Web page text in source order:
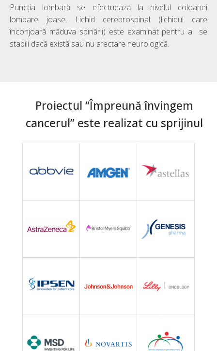
Puncția lombară se efectuează la nivelul coloanei
lombare joase. Lichid cerebrospinal (lichidul care
înconjoară măduva spinării) este examinat pentru a se
stabili dacă există sau nu afectare neurologică.
Proiectul “Împreună învingem
cancerul” este realizat cu sprijinul